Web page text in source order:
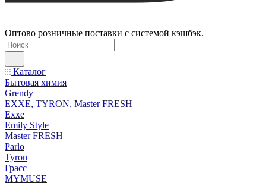
Оптово розничные поставки с системой кэшбэк.
Каталог
Бытовая химия
Grendy
EXXE, TYRON, Master FRESH
Exxe
Emily Style
Master FRESH
Parlo
Tyron
Грасс
MYMUSE